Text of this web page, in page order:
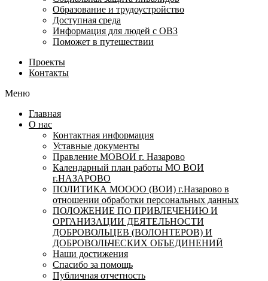
Образование и трудоустройство
Доступная среда
Информация для людей с ОВЗ
Поможет в путешествии
Проекты
Контакты
Меню
Главная
О нас
Контактная информация
Уставные документы
Правление МОВОИ г. Назарово
Календарный план работы МО ВОИ
г.НАЗАРОВО
ПОЛИТИКА МОООО (ВОИ) г.Назарово в
отношении обработки персональных данных
ПОЛОЖЕНИЕ ПО ПРИВЛЕЧЕНИЮ И
ОРГАНИЗАЦИИ ДЕЯТЕЛЬНОСТИ
ДОБРОВОЛЬЦЕВ (ВОЛОНТЕРОВ) И
ДОБРОВОЛЬЧЕСКИХ ОБЪЕДИНЕНИЙ
Наши достижения
Спасибо за помощь
Публичная отчетность